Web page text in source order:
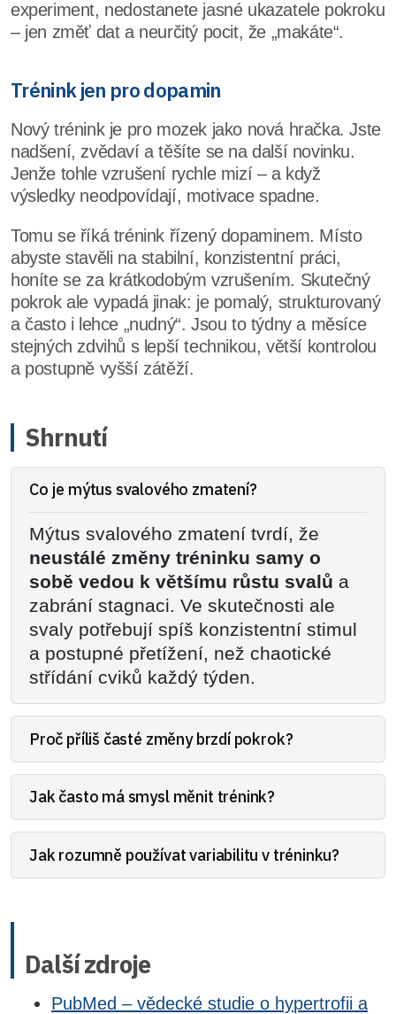
experiment, nedostanete jasné ukazatele pokroku
– jen změť dat a neurčitý pocit, že „makáte“.
Trénink jen pro dopamin
Nový trénink je pro mozek jako nová hračka. Jste
nadšení, zvědaví a těšíte se na další novinku.
Jenže tohle vzrušení rychle mizí – a když
výsledky neodpovídají, motivace spadne.
Tomu se říká trénink řízený dopaminem. Místo
abyste stavěli na stabilní, konzistentní práci,
honíte se za krátkodobým vzrušením. Skutečný
pokrok ale vypadá jinak: je pomalý, strukturovaný
a často i lehce „nudný“. Jsou to týdny a měsíce
stejných zdvihů s lepší technikou, větší kontrolou
a postupně vyšší zátěží.
Shrnutí
Co je mýtus svalového zmatení?
Mýtus svalového zmatení tvrdí, že
neustálé změny tréninku samy o
sobě vedou k většímu růstu svalů a
zabrání stagnaci. Ve skutečnosti ale
svaly potřebují spíš konzistentní stimul
a postupné přetížení, než chaotické
střídání cviků každý týden.
Proč příliš časté změny brzdí pokrok?
Jak často má smysl měnit trénink?
Jak rozumně používat variabilitu v tréninku?
Další zdroje
PubMed – vědecké studie o hypertrofii a